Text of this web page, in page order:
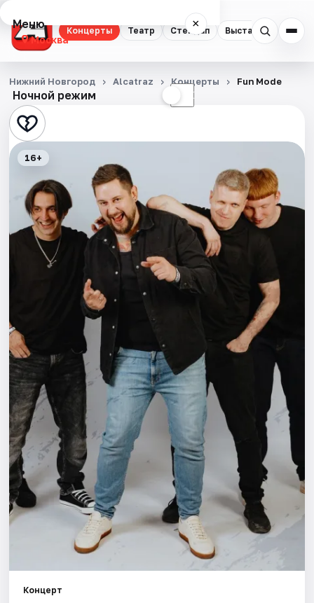
Концерты Театр Стендап Выставки
Меню ×
Москва
Концерты
Театр
Стендап
Квесты
Экскурсии
Спорт
Города
Площадки
Артисты
Рейтинги
Ночной режим ☾
Нижний Новгород Alcatraz Концерты Fun Mode
16+
Концерт